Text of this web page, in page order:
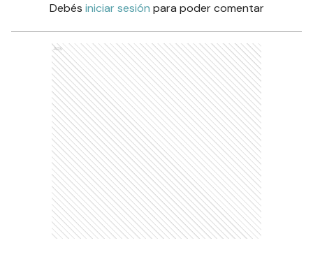
Debés iniciar sesión para poder comentar
Ads